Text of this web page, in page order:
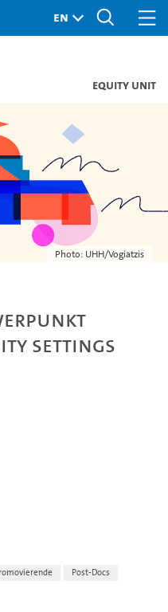
Equity Unit
Photo: UHH/Vogiatzis
Settings
Post-Docs